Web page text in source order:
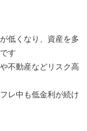
低くなり、資産を多
す
不動産などリスク高
レ中も低金利が続け